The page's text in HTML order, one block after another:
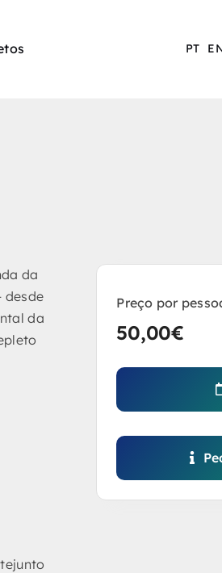
PT
da
desde
da
Preço por
50,00€